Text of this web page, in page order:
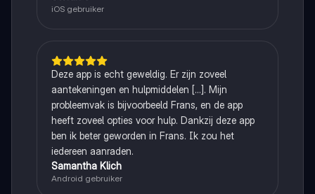
iOS gebruiker
Deze app is echt geweldig. Er zijn zoveel
aantekeningen en hulpmiddelen [...]. Mijn
probleemvak is bijvoorbeeld Frans, en de app
heeft zoveel opties voor hulp. Dankzij deze app
ben ik beter geworden in Frans. Ik zou het
iedereen aanraden.
Samantha Klich
Android gebruiker